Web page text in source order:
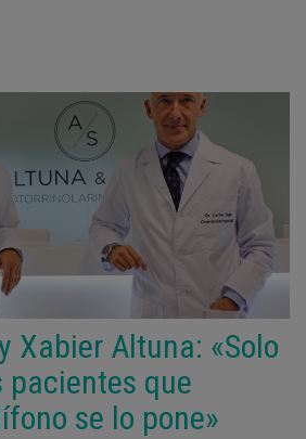
Xabier Altuna: «Solo
pacientes que
se lo pone»